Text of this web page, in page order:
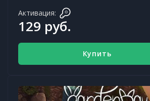
Активация:
129 руб.
Купить